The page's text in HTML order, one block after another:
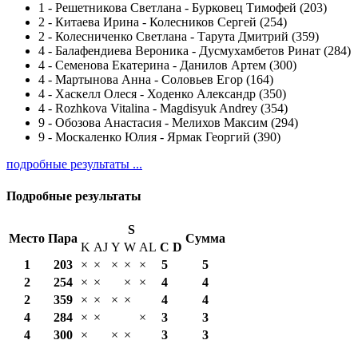
1 - Решетникова Светлана - Бурковец Тимофей (203)
2 - Китаева Ирина - Колесников Сергей (254)
2 - Колесниченко Светлана - Тарута Дмитрий (359)
4 - Балафендиева Вероника - Дусмухамбетов Ринат (284)
4 - Семенова Екатерина - Данилов Артем (300)
4 - Мартынова Анна - Соловьев Егор (164)
4 - Хаскелл Олеся - Ходенко Александр (350)
4 - Rozhkova Vitalina - Magdisyuk Andrey (354)
9 - Обозова Анастасия - Мелихов Максим (294)
9 - Москаленко Юлия - Ярмак Георгий (390)
подробные результаты ...
Подробные результаты
Место Пара
S
Сумма
K AJ Y W AL С D
1
203 × × × × × 5
5
2
254 × × × × 4
4
2
359 × × × × 4
4
4
284 × × × 3
3
4
300 × × × 3
3